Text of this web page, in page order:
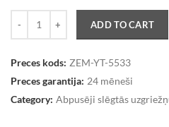
ADD TO CART
Preces kods: ZEM-YT-5533
Preces garantija: 24 mēneši
Category: Abpusēji slēgtās